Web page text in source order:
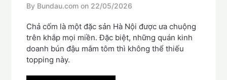
By Bundau.com on 22/05/2026
Chả cốm là một đặc sản Hà Nội được ưa chuộng
trên khắp mọi miền. Đặc biệt, những quán kinh
doanh bún đậu mắm tôm thì không thể thiếu
topping này.